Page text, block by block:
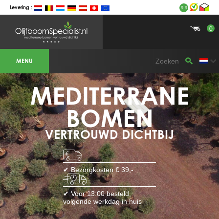
Levering : 9.9
BOTANICALGROUP WERKGEBIEDEN &
WEBSITES
OLIJFBOOMSPECIALIST.NL
OLIJFBOOMSPECIALIST.BE
LESPECIALISTEDESOLIVIERS.FR
OLIVENBAUM.DE
DRZEWAOLIWNE.PL
OLIVETREESPECIALIST.COM
Bomen
BOMEN.NL
GROENBLIJVENDEBOMEN.NL
GROENBLIJVENDEBOMEN.BE
PALMBOMENSPECIALIST.NL
IMMERGRUENEBAEUME.DE
Botanicalgroup
BOTANICALGROUP.EU
BOTANICALGROUP.DE
BOTANICALGROUP.BE
0
MENU
MEDITERRANE
BOMEN
VERTROUWD DICHTBIJ
✔ Bezorgkosten € 39,-
✔ Voor 13:00 besteld,
volgende werkdag in huis